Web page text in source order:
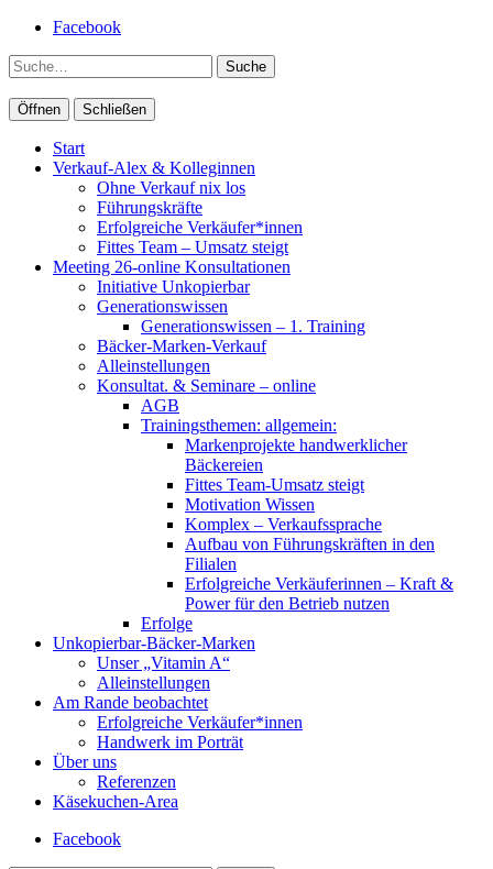
Facebook
Suche
Öffnen Schließen
Start
Verkauf-Alex & Kolleginnen
Ohne Verkauf nix los
Führungskräfte
Erfolgreiche Verkäufer*innen
Fittes Team – Umsatz steigt
Meeting 26-online Konsultationen
Initiative Unkopierbar
Generationswissen
Generationswissen – 1. Training
Bäcker-Marken-Verkauf
Alleinstellungen
Konsultat. & Seminare – online
AGB
Trainingsthemen: allgemein:
Markenprojekte handwerklicher
Bäckereien
Fittes Team-Umsatz steigt
Motivation Wissen
Komplex – Verkaufssprache
Aufbau von Führungskräften in den
Filialen
Erfolgreiche Verkäuferinnen – Kraft &
Power für den Betrieb nutzen
Erfolge
Unkopierbar-Bäcker-Marken
Unser „Vitamin A“
Alleinstellungen
Am Rande beobachtet
Erfolgreiche Verkäufer*innen
Handwerk im Porträt
Über uns
Referenzen
Käsekuchen-Area
Facebook